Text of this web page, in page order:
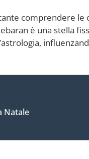
comprendere le
è una stella
Natale